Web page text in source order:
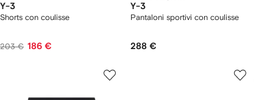
Y-3
Shorts con coulisse
203 € 186 €
Y-3
Pantaloni sportivi con coulisse
288 €